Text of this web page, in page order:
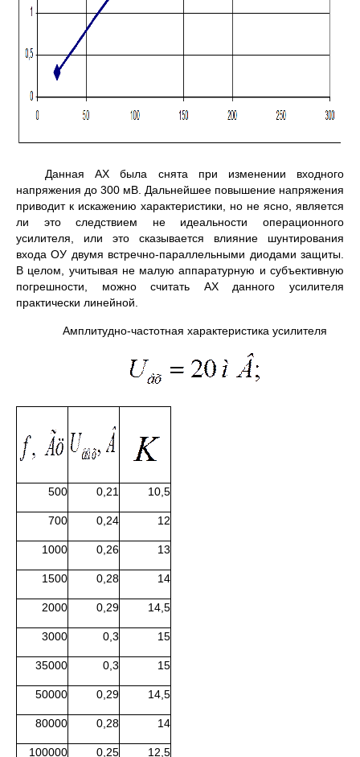
Данная АХ была снята при изменении входного
напряжения до 300 мВ. Дальнейшее повышение напряжения
приводит к искажению характеристики, но не ясно, является
ли это следствием не идеальности операционного
усилителя, или это сказывается влияние шунтирования
входа ОУ двумя встречно-параллельными диодами защиты.
В целом, учитывая не малую аппаратурную и субъективную
погрешности, можно считать АХ данного усилителя
практически линейной.
Амплитудно-частотная характеристика усилителя
500 0,21 10,5
700 0,24 12
1000 0,26 13
1500 0,28 14
2000 0,29 14,5
3000 0,3 15
35000 0,3 15
50000 0,29 14,5
80000 0,28 14
100000 0,25 12,5